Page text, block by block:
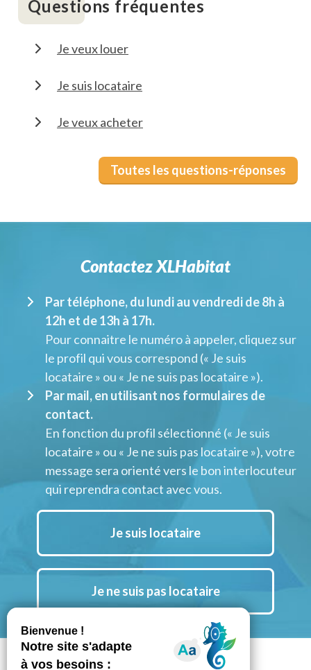
Questions fréquentes
Je veux louer
Je suis locataire
Je veux acheter
Toutes les questions-réponses
Contactez XLHabitat
Par téléphone, du lundi au vendredi de 8h à
12h et de 13h à 17h.
Pour connaitre le numéro à appeler, cliquez sur
le profil qui vous correspond (« Je suis
locataire » ou « Je ne suis pas locataire »).
Par mail, en utilisant nos formulaires de
contact.
En fonction du profil sélectionné (« Je suis
locataire » ou « Je ne suis pas locataire »), votre
message sera orienté vers le bon interlocuteur
qui reprendra contact avec vous.
Je suis locataire
Je ne suis pas locataire